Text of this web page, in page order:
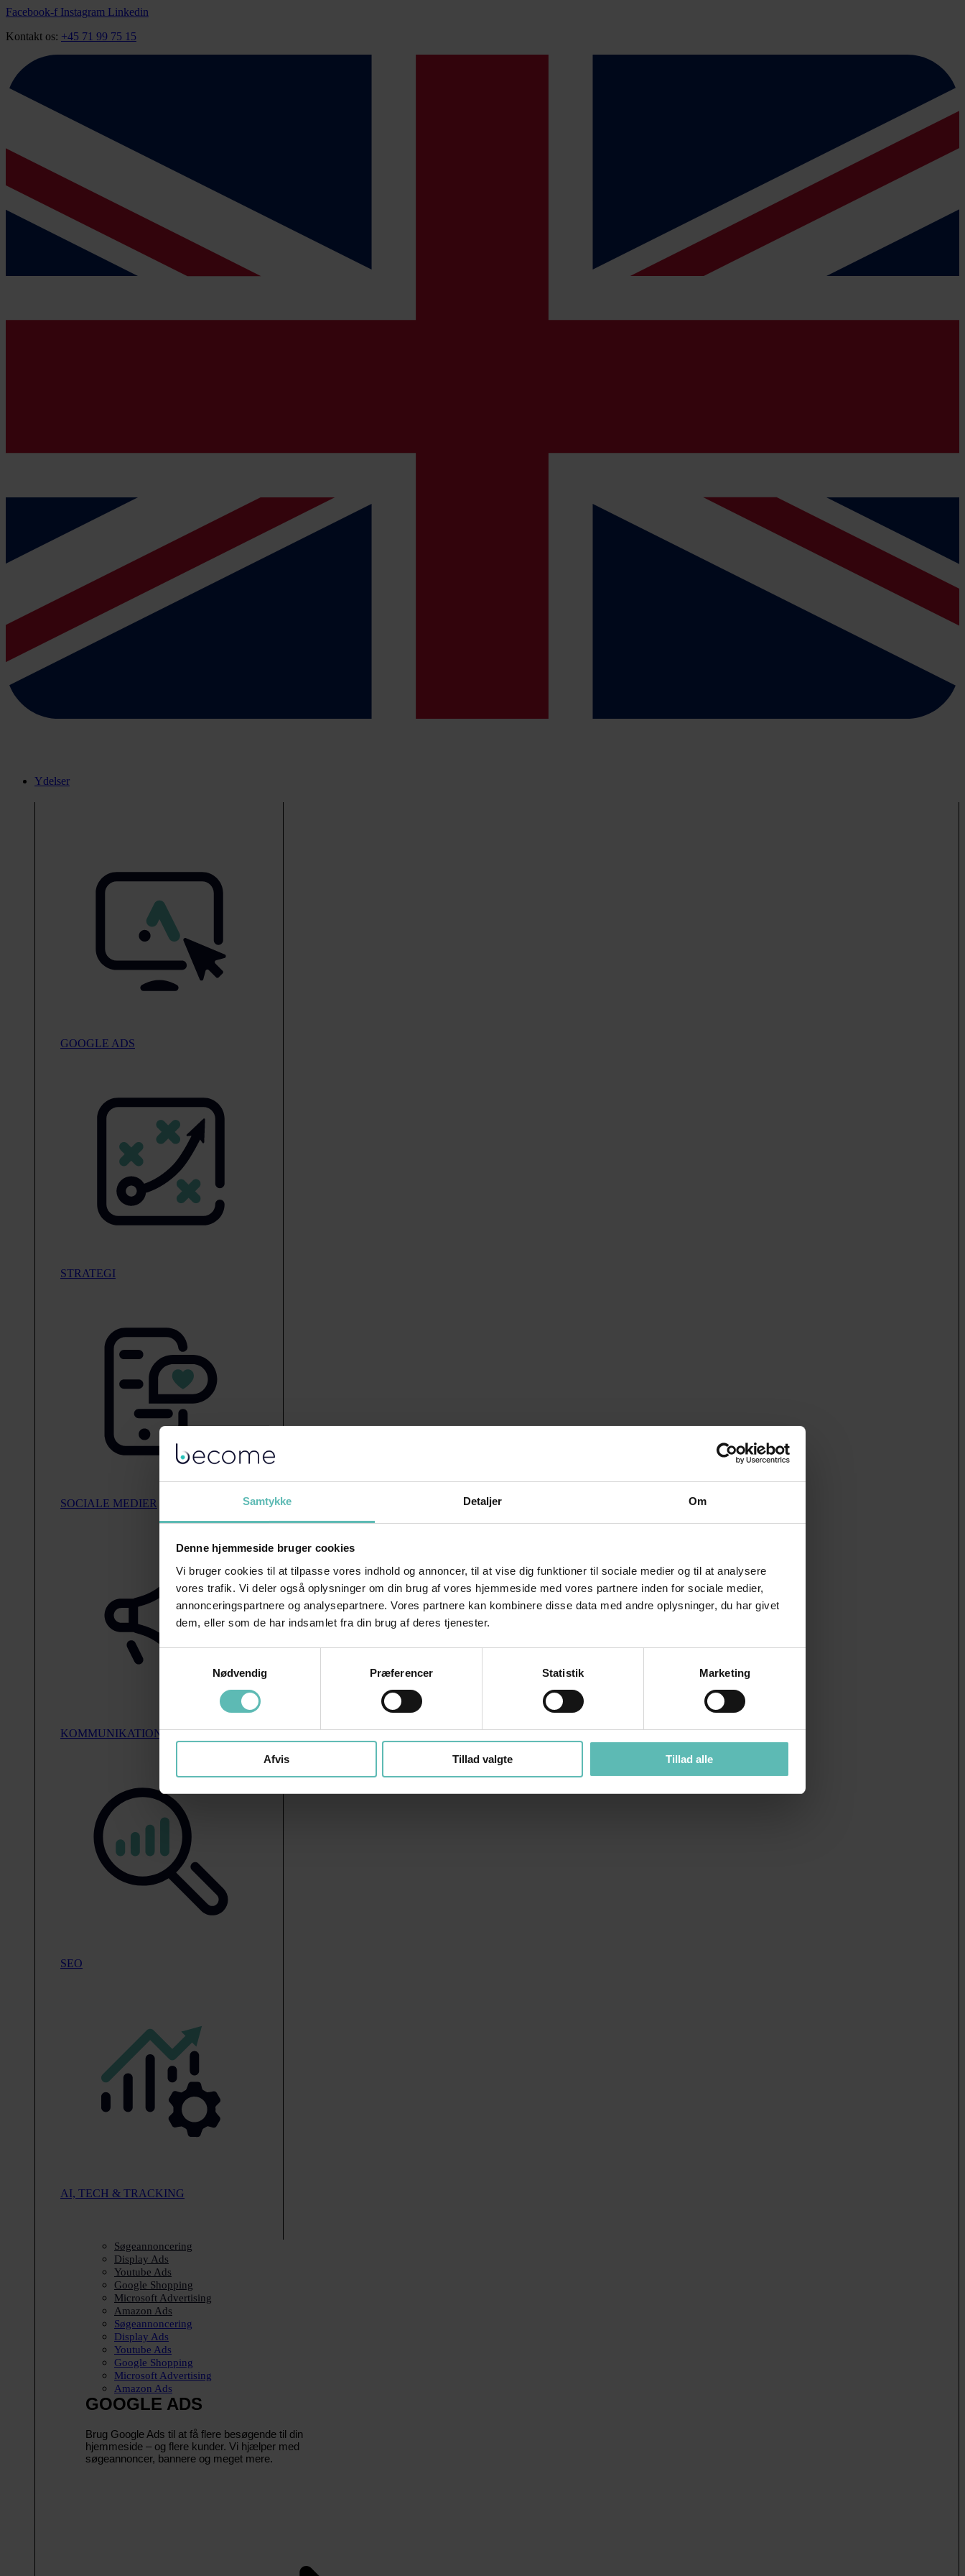
Samtykke Detaljer Om
Denne hjemmeside bruger cookies
Vi bruger cookies til at tilpasse vores indhold og annoncer, til at vise dig funktioner til sociale medier og til at analysere
vores trafik. Vi deler også oplysninger om din brug af vores hjemmeside med vores partnere inden for sociale medier,
annonceringspartnere og analysepartnere. Vores partnere kan kombinere disse data med andre oplysninger, du har givet
dem, eller som de har indsamlet fra din brug af deres tjenester.
Nødvendig
Præferencer Statistik Marketing
Afvis Tillad valgte Tillad alle
Videre
indhold
Facebook-f Instagram Linkedin
Kontakt os: +45 71 99 75 15
Ydelser
GOOGLE ADS
STRATEGI
SOCIALE MEDIER
KOMMUNIKATION
SEO
AI, TECH & TRACKING
Søgeannoncering
Display Ads
Youtube Ads
Google Shopping
Microsoft Advertising
Amazon Ads
Søgeannoncering
Display Ads
Youtube Ads
Google Shopping
Microsoft Advertising
Amazon Ads
GOOGLE ADS
Brug Google Ads til at få flere besøgende til din
hjemmeside – og flere kunder. Vi hjælper med
søgeannoncer, bannere og meget mere.